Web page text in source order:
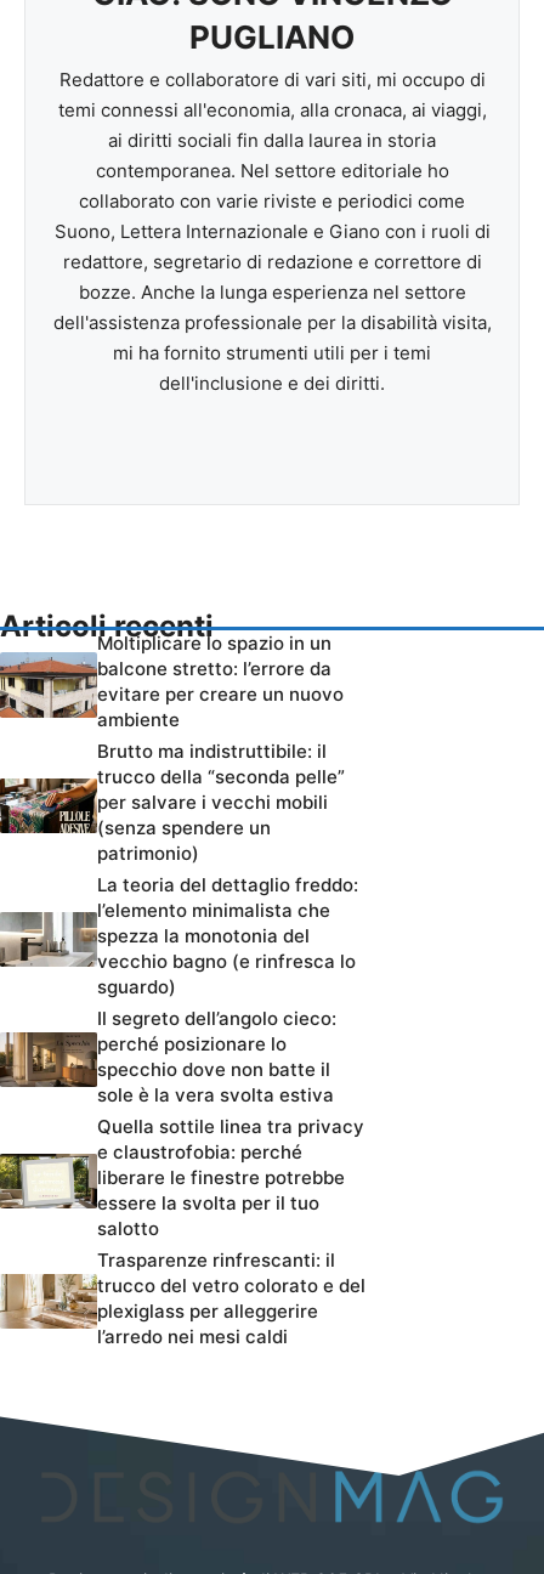
PUGLIANO
Redattore e collaboratore di vari siti, mi occupo di
temi connessi all'economia, alla cronaca, ai viaggi,
ai diritti sociali fin dalla laurea in storia
contemporanea. Nel settore editoriale ho
collaborato con varie riviste e periodici come
Suono, Lettera Internazionale e Giano con i ruoli di
redattore, segretario di redazione e correttore di
bozze. Anche la lunga esperienza nel settore
dell'assistenza professionale per la disabilità visita,
mi ha fornito strumenti utili per i temi
dell'inclusione e dei diritti.
Articoli recenti
Moltiplicare lo spazio in un
balcone stretto: l’errore da
evitare per creare un nuovo
ambiente
Brutto ma indistruttibile: il
trucco della “seconda pelle”
per salvare i vecchi mobili
(senza spendere un
patrimonio)
La teoria del dettaglio freddo:
l’elemento minimalista che
spezza la monotonia del
vecchio bagno (e rinfresca lo
sguardo)
Il segreto dell’angolo cieco:
perché posizionare lo
specchio dove non batte il
sole è la vera svolta estiva
Quella sottile linea tra privacy
e claustrofobia: perché
liberare le finestre potrebbe
essere la svolta per il tuo
salotto
Trasparenze rinfrescanti: il
trucco del vetro colorato e del
plexiglass per alleggerire
l’arredo nei mesi caldi